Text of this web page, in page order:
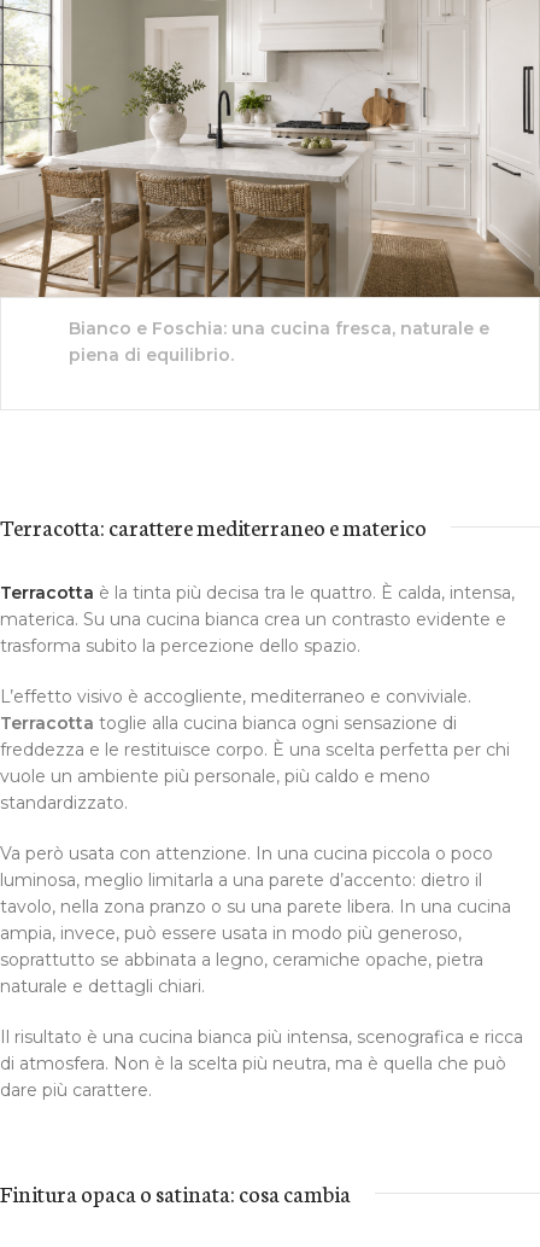
Bianco e Foschia: una cucina fresca, naturale e
piena di equilibrio.
Terracotta: carattere mediterraneo e materico
Terracotta è la tinta più decisa tra le quattro. È calda, intensa,
materica. Su una cucina bianca crea un contrasto evidente e
trasforma subito la percezione dello spazio.
L’effetto visivo è accogliente, mediterraneo e conviviale.
Terracotta toglie alla cucina bianca ogni sensazione di
freddezza e le restituisce corpo. È una scelta perfetta per chi
vuole un ambiente più personale, più caldo e meno
standardizzato.
Va però usata con attenzione. In una cucina piccola o poco
luminosa, meglio limitarla a una parete d’accento: dietro il
tavolo, nella zona pranzo o su una parete libera. In una cucina
ampia, invece, può essere usata in modo più generoso,
soprattutto se abbinata a legno, ceramiche opache, pietra
naturale e dettagli chiari.
Il risultato è una cucina bianca più intensa, scenografica e ricca
di atmosfera. Non è la scelta più neutra, ma è quella che può
dare più carattere.
Finitura opaca o satinata: cosa cambia